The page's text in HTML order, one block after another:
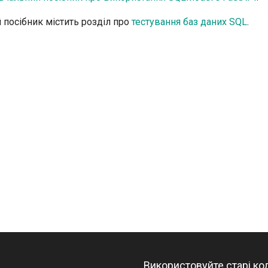
uk - українська мова
містить розділ протестування баз даних SQL. 😎
Використовуйте старі